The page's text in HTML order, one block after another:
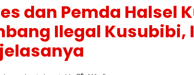
dan Pemda Halsel
Ilegal Kusubibi,